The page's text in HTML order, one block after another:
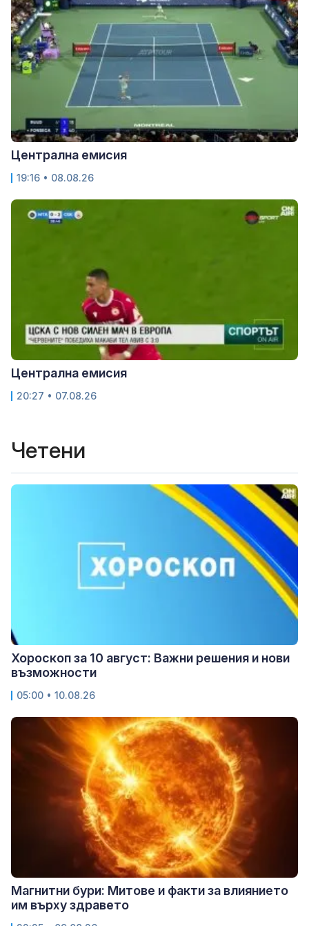
Централна емисия
19:16 • 08.08.26
Централна емисия
20:27 • 07.08.26
Четени
Хороскоп за 10 август: Важни решения и нови
възможности
05:00 • 10.08.26
Магнитни бури: Митове и факти за влиянието
им върху здравето